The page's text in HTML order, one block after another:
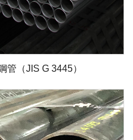
管（JIS G 3445）